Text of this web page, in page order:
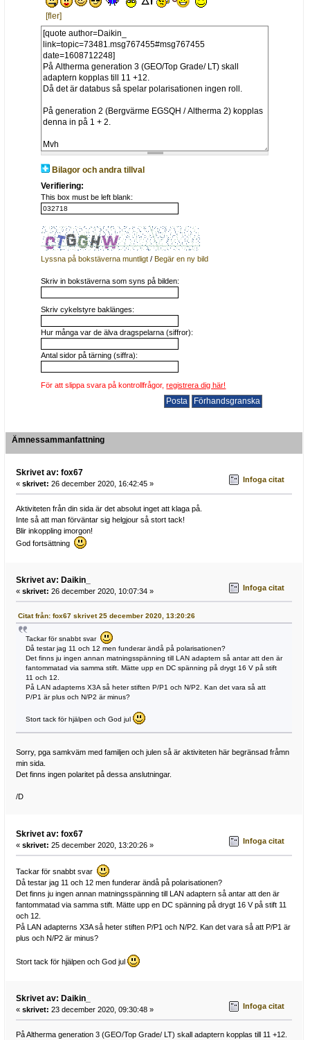
[fler]
Bilagor och andra tillval
Verifiering:
This box must be left blank:
Lyssna på bokstäverna muntligt /Begär en ny bild
Skriv in bokstäverna som syns på bilden:
Skriv cykelstyre baklänges:
Hur många var de älva dragspelarna (siffror):
Antal sidor på tärning (siffra):
För att slippa svara på kontrollfrågor,registrera dig här!
Ämnessammanfattning
Skrivet av: fox67
« skrivet: 26 december 2020, 16:42:45 » Infoga citat
Aktiviteten från din sida är det absolut inget att klaga på.
Inte så att man förväntar sig helgjour så stort tack!
Blir inkoppling imorgon!
God fortsättning
Skrivet av: Daikin_
« skrivet: 26 december 2020, 10:07:34 » Infoga citat
Citat från: fox67 skrivet 25 december 2020, 13:20:26
Tackar för snabbt svar
Då testar jag 11 och 12 men funderar ändå på polarisationen?
Det finns ju ingen annan matningsspänning till LAN adaptern så antar att den är
fantommatad via samma stift. Mätte upp en DC spänning på drygt 16 V på stift
11 och 12.
På LAN adapterns X3A så heter stiften P/P1 och N/P2. Kan det vara så att
P/P1 är plus och N/P2 är minus?
Stort tack för hjälpen och God jul
Sorry, pga samkväm med familjen och julen så är aktiviteten här begränsad fråmn
min sida.
Det finns ingen polaritet på dessa anslutningar.
/D
Skrivet av: fox67
« skrivet: 25 december 2020, 13:20:26 » Infoga citat
Tackar för snabbt svar
Då testar jag 11 och 12 men funderar ändå på polarisationen?
Det finns ju ingen annan matningsspänning till LAN adaptern så antar att den är
fantommatad via samma stift. Mätte upp en DC spänning på drygt 16 V på stift 11
och 12.
På LAN adapterns X3A så heter stiften P/P1 och N/P2. Kan det vara så att P/P1 är
plus och N/P2 är minus?
Stort tack för hjälpen och God jul
Skrivet av: Daikin_
« skrivet: 23 december 2020, 09:30:48 » Infoga citat
På Altherma generation 3 (GEO/Top Grade/ LT) skall adaptern kopplas till 11 +12.